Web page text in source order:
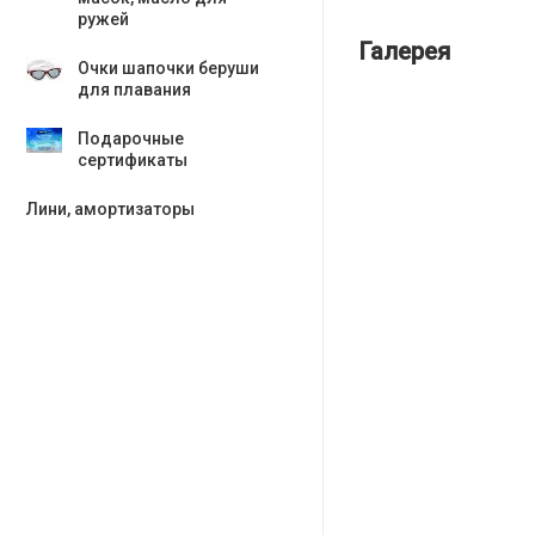
ружей
Очки шапочки беруши
для плавания
Подарочные
сертификаты
Лини, амортизаторы
Галерея